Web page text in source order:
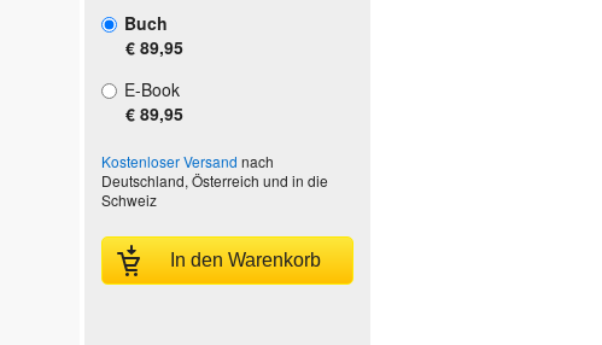
Buch
€ 89,95
E-Book
€ 89,95
Kostenloser Versand nach
Deutschland, Österreich und in die
Schweiz
In den Warenkorb